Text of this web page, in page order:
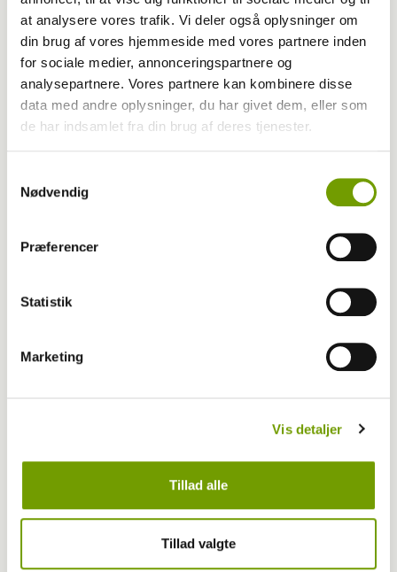
at analysere vores trafik. Vi deler også oplysninger om
din brug af vores hjemmeside med vores partnere inden
for sociale medier, annonceringspartnere og
analysepartnere. Vores partnere kan kombinere disse
data med andre oplysninger, du har givet dem, eller som
de har indsamlet fra din brug af deres tjenester.
Nødvendig
Præferencer
Statistik
Marketing
Vis detaljer
Tillad alle
Tillad valgte
Indsamlinger til gadehunde
Kinesisk storby vil forbyde hundekød